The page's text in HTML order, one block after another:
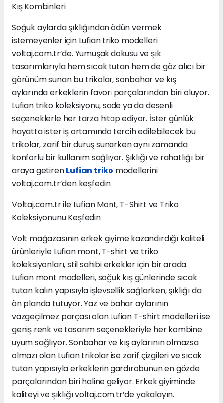
Kış Kombinleri
Soğuk aylarda şıklığından ödün vermek
istemeyenler için Lufian triko modelleri
voltaj.com.tr’de. Yumuşak dokusu ve şık
tasarımlarıyla hem sıcak tutan hem de göz alıcı bir
görünüm sunan bu trikolar, sonbahar ve kış
aylarında erkeklerin favori parçalarından biri oluyor.
Lufian triko koleksiyonu, sade ya da desenli
seçeneklerle her tarza hitap ediyor. İster günlük
hayatta ister iş ortamında tercih edilebilecek bu
trikolar, zarif bir duruş sunarken aynı zamanda
konforlu bir kullanım sağlıyor. Şıklığı ve rahatlığı bir
araya getirenLufian triko modellerini
voltaj.com.tr’den keşfedin.
Voltaj.com.tr ile Lufian Mont, T-Shirt ve Triko
Koleksiyonunu Keşfedin
Volt mağazasının erkek giyime kazandırdığı kaliteli
ürünleriyle Lufian mont, T-shirt ve triko
koleksiyonları, stil sahibi erkekler için bir arada.
Lufian mont modelleri, soğuk kış günlerinde sıcak
tutan kalın yapısıyla işlevsellik sağlarken, şıklığı da
ön planda tutuyor. Yaz ve bahar aylarının
vazgeçilmez parçası olan Lufian T-shirt modelleri ise
geniş renk ve tasarım seçenekleriyle her kombine
uyum sağlıyor. Sonbahar ve kış aylarının olmazsa
olmazı olan Lufian trikolar ise zarif çizgileri ve sıcak
tutan yapısıyla erkeklerin gardırobunun en gözde
parçalarından biri haline geliyor. Erkek giyiminde
kaliteyi ve şıklığı voltaj.com.tr’de yakalayın.